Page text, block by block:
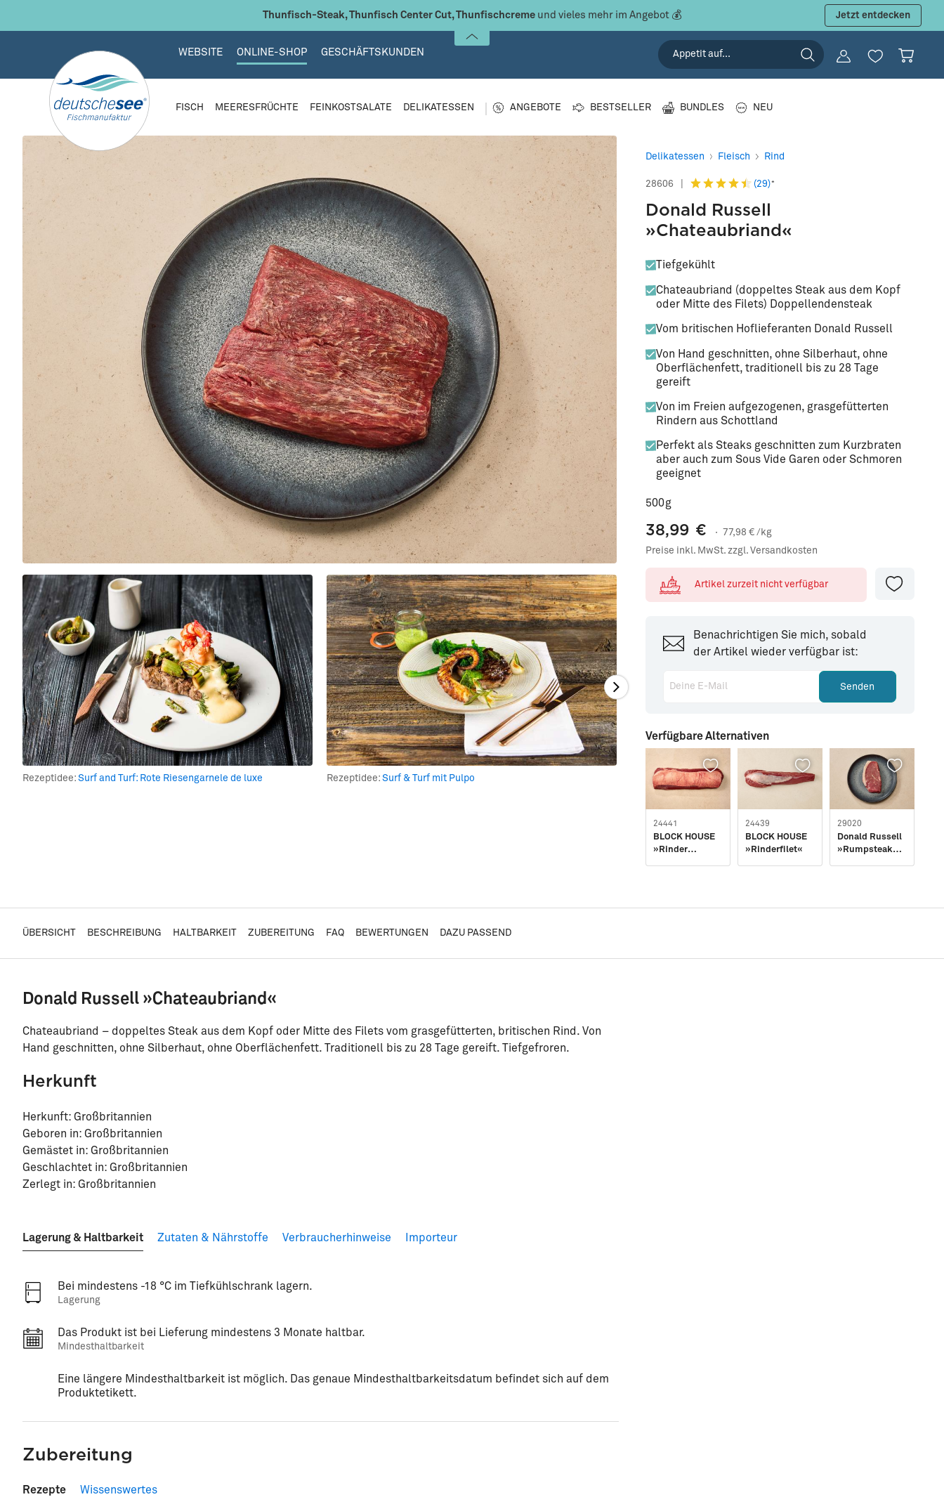
Thunfisch-Steak, Thunfisch Center Cut, Thunfischcreme und vieles mehr im Angebot 💰 Jetzt entdecken
WEBSITE ONLINE-SHOP GESCHÄFTSKUNDEN
FISCH MEERESFRÜCHTE FEINKOSTSALATE DELIKATESSEN ANGEBOTE BESTSELLER BUNDLES NEU
Rezeptidee: Surf and Turf: Rote Riesengarnele de luxe Rezeptidee: Surf & Turf mit Pulpo Rezeptidee:Surf and Turf vom Grill
Delikatessen Fleisch Rind
28606 (29)*
Donald Russell
»Chateaubriand«
Tiefgekühlt
Chateaubriand (doppeltes Steak aus dem Kopf
oder Mitte des Filets) Doppellendensteak
Vom britischen Hoflieferanten Donald Russell
Von Hand geschnitten, ohne Silberhaut, ohne
Oberflächenfett, traditionell bis zu 28 Tage
gereift
Von im Freien aufgezogenen, grasgefütterten
Rindern aus Schottland
Perfekt als Steaks geschnitten zum Kurzbraten
aber auch zum Sous Vide Garen oder Schmoren
geeignet
500g
38,99 € · 77,98 € /kg
Preise inkl. MwSt. zzgl. Versandkosten
Artikel zurzeit nicht verfügbar
Benachrichtigen Sie mich, sobald
der Artikel wieder verfügbar ist:
Senden
Verfügbare Alternativen
24441
BLOCK HOUSE
»Rinder
24439
BLOCK HOUSE
»Rinderfilet«
29020
Donald Russell
»Rumpsteak«
ÜBERSICHT BESCHREIBUNG HALTBARKEIT ZUBEREITUNG FAQ BEWERTUNGEN DAZU PASSEND
Donald Russell »Chateaubriand«
Chateaubriand – doppeltes Steak aus dem Kopf oder Mitte des Filets vom grasgefütterten, britischen Rind. Von
Hand geschnitten, ohne Silberhaut, ohne Oberflächenfett. Traditionell bis zu 28 Tage gereift. Tiefgefroren.
Herkunft
Herkunft: Großbritannien
Geboren in: Großbritannien
Gemästet in: Großbritannien
Geschlachtet in: Großbritannien
Zerlegt in: Großbritannien
Lagerung & Haltbarkeit Zutaten & Nährstoffe Verbraucherhinweise Importeur
Bei mindestens -18 °C im Tiefkühlschrank lagern.
Lagerung
Das Produkt ist bei Lieferung mindestens 3 Monate haltbar.
Mindesthaltbarkeit
Eine längere Mindesthaltbarkeit ist möglich. Das genaue Mindesthaltbarkeitsdatum befindet sich auf dem
Produktetikett.
Zubereitung
Rezepte Wissenswertes